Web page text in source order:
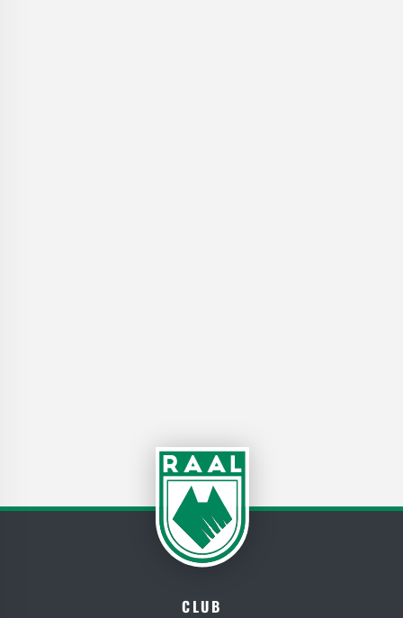
CLUB